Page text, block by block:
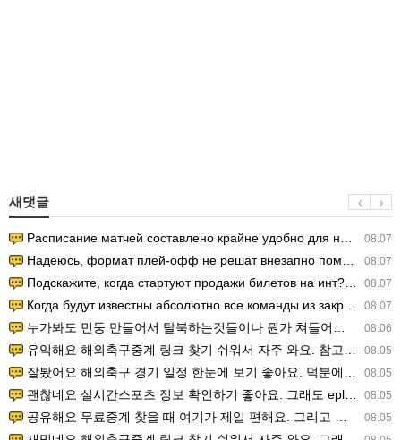
새댓글
08.07
Расписание матчей составлено крайне удобно для нашего часово…
08.07
Надеюсь, формат плей-офф не решат внезапно поменять. https:/…
08.07
Подскажите, когда стартуют продажи билетов на инт? https://g…
08.07
Когда будут известны абсолютно все команды из закрытых квали…
08.06
누가봐도 민둥 만들어서 탈북하는것들이나 뭔가 쳐들어오는 낌새를 미리 알아차리기 위함이지 저걸 전쟁준비라고 하…
08.05
유익해요 해외축구중계 링크 찾기 쉬워서 자주 와요. 참고로 무료스포츠중계 정보 확인할 때 출처 꼭 체크해요.…
08.05
잘봤어요 해외축구 경기 일정 한눈에 보기 좋아요. 덕분에 epl중계 볼 때 공식 중계 채널 먼저 찾아봐요. …
08.05
괜찮네요 실시간스포츠 정보 확인하기 좋아요. 그래도 epl중계 볼 때 공식 중계 채널 먼저 찾아봐요. 북마크…
08.05
공유해요 무료중계 찾을 때 여기가 제일 편해요. 그리고 무료스포츠중계 정보 확인할 때 출처 꼭 체크해요. 앞…